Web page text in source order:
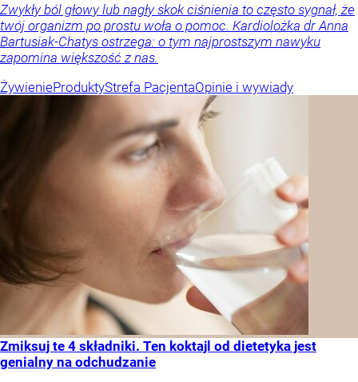
Zwykły ból głowy lub nagły skok ciśnienia to często sygnał, że
twój organizm po prostu woła o pomoc. Kardiolożka dr Anna
Bartusiak-Chatys ostrzega: o tym najprostszym nawyku
zapomina większość z nas.
ŻywienieProduktyStrefa PacjentaOpinie i wywiady
Zmiksuj te 4 składniki. Ten koktajl od dietetyka jest
genialny na odchudzanie